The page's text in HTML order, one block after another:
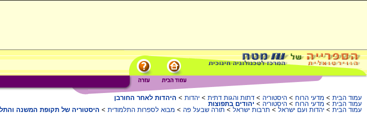
עמוד הבית > מדעי הרוח > היסטוריה > דתות והגות דתית > יהדות > היהדות לאחר החורבן
עמוד הבית > מדעי הרוח > היסטוריה > יהודים בתפוצות
עמוד הבית > יהדות ועם ישראל > תרבות ישראל > תורה שבעל פה > מבוא לספרות התלמודית > היסטוריה של תקופת המשנה